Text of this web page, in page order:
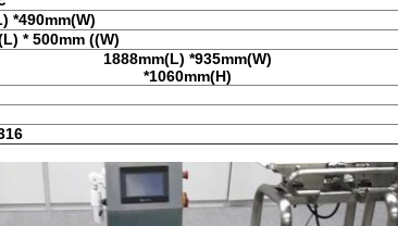
*490mm(W)
* 500mm ((W)
1888mm(L) *935mm(W)
*1060mm(H)